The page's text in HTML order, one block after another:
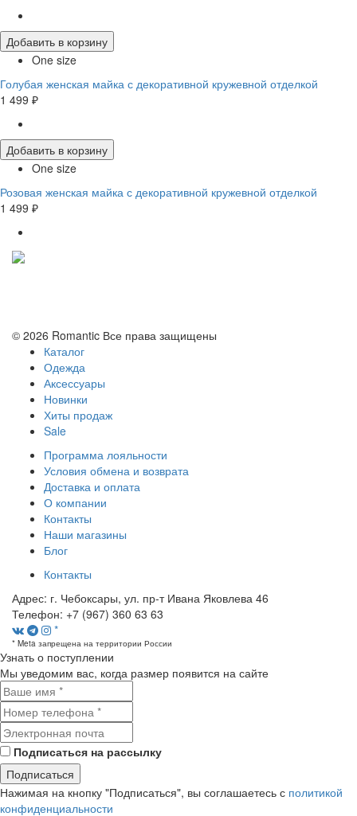
Добавить в корзину
One size
Голубая женская майка с декоративной кружевной отделкой
1 499 ₽
Добавить в корзину
One size
Розовая женская майка с декоративной кружевной отделкой
1 499 ₽
© 2026 Romantic Все права защищены
Каталог
Одежда
Аксессуары
Новинки
Хиты продаж
Sale
Программа лояльности
Условия обмена и возврата
Доставка и оплата
О компании
Контакты
Наши магазины
Блог
Контакты
Адрес: г. Чебоксары, ул. пр-т Ивана Яковлева 46
Телефон: +7 (967) 360 63 63
*
* Meta запрещена на территории России
Узнать о поступлении
Мы уведомим вас, когда размер появится на сайте
Подписаться на рассылку
Подписаться
Нажимая на кнопку "Подписаться", вы соглашаетесь с политикой
конфиденциальности